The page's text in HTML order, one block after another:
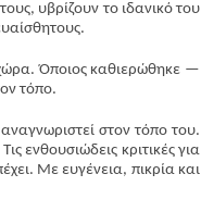
υβρίζουν το ιδανικό του
χώρα. Όποιος καθιερώθηκε —
τόπο.
στον τόπο του.
ενθουσιώδεις κριτικές για
Με ευγένεια, πικρία και